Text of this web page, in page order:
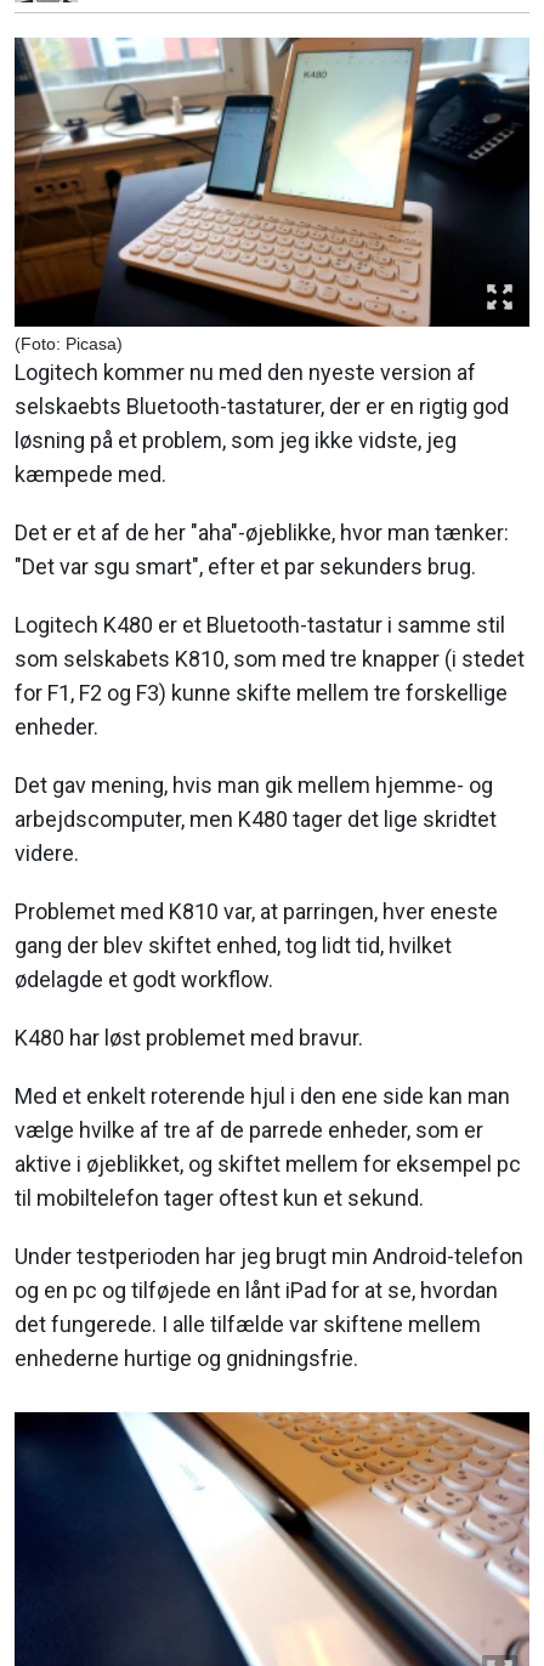
(Foto: Picasa)
Logitech kommer nu med den nyeste version af
selskaebts Bluetooth-tastaturer, der er en rigtig god
løsning på et problem, som jeg ikke vidste, jeg
kæmpede med.
Det er et af de her "aha"-øjeblikke, hvor man tænker:
"Det var sgu smart", efter et par sekunders brug.
Logitech K480 er et Bluetooth-tastatur i samme stil
som selskabets K810, som med tre knapper (i stedet
for F1, F2 og F3) kunne skifte mellem tre forskellige
enheder.
Det gav mening, hvis man gik mellem hjemme- og
arbejdscomputer, men K480 tager det lige skridtet
videre.
Problemet med K810 var, at parringen, hver eneste
gang der blev skiftet enhed, tog lidt tid, hvilket
ødelagde et godt workflow.
K480 har løst problemet med bravur.
Med et enkelt roterende hjul i den ene side kan man
vælge hvilke af tre af de parrede enheder, som er
aktive i øjeblikket, og skiftet mellem for eksempel pc
til mobiltelefon tager oftest kun et sekund.
Under testperioden har jeg brugt min Android-telefon
og en pc og tilføjede en lånt iPad for at se, hvordan
det fungerede. I alle tilfælde var skiftene mellem
enhederne hurtige og gnidningsfrie.